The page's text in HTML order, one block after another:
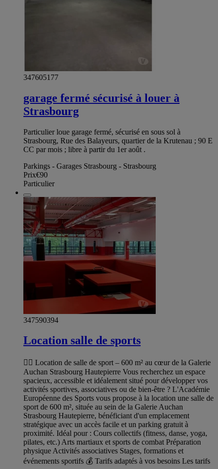
347605177
garage fermé sécurisé à louer à
Strasbourg
Particulier loue garage fermé, sécurisé en sous sol à
Strasbourg, Rue des Balayeurs, quartier de la Krutenau ; 90 E
CC par mois ; libre à partir du 1er août .
Parkings - Garages Strasbourg - Strasbourg
Prix€90
Particulier
347590394
Location salle de sports
🏋️‍♀️ Location de salle de sport – 600 m² au cœur de la Galerie
Auchan Strasbourg Hautepierre Vous recherchez un espace
spacieux, accessible et idéalement situé pour développer vos
activités sportives, associatives ou de bien-être ? L'Académie
Européenne des Sports vous propose à la location une salle de
sport de 600 m², située au sein de la Galerie Auchan
Strasbourg Hautepierre, bénéficiant d'un emplacement
stratégique avec un accès facile et un parking gratuit à
proximité. Idéal pour : Cours collectifs (fitness, danse, yoga,
pilates, etc.) Arts martiaux et sports de combat Préparation
physique Activités associatives Stages, formations et
événements sportifs 💰 Tarifs adaptés à vos besoins Les tarifs